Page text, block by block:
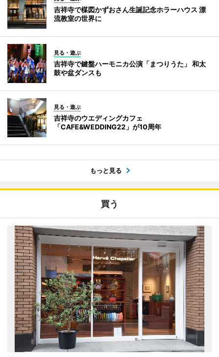
吉祥寺で楳図かずおさん生誕記念ホラーハウス 漂
流教室の世界に
見る・遊ぶ
吉祥寺で鍵盤ハーモニカ公演「まつりうた」 和太
鼓や盆ダンスも
見る・遊ぶ
吉祥寺のウエディングカフェ
「CAFE&WEDDING22」が10周年
もっと見る
買う